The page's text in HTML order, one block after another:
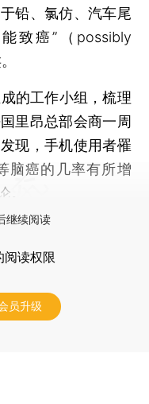
铅、氯仿、汽车尾
致癌”（possibly
的工作小组，梳理
里昂总部会商一周
现，手机使用者罹
脑癌的几率有所增
。
继续阅读
阅读权限
员升级